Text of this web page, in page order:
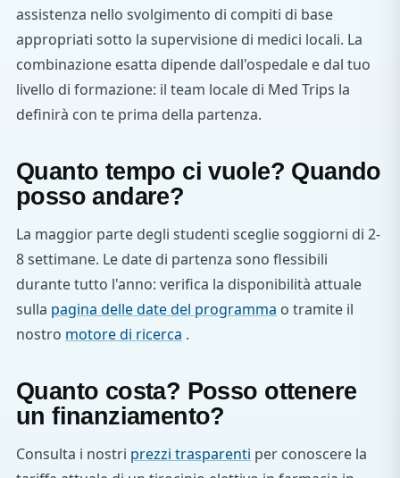
assistenza nello svolgimento di compiti di base
appropriati sotto la supervisione di medici locali. La
combinazione esatta dipende dall'ospedale e dal tuo
livello di formazione: il team locale di Med Trips la
definirà con te prima della partenza.
Quanto tempo ci vuole? Quando
posso andare?
La maggior parte degli studenti sceglie soggiorni di 2-
8 settimane. Le date di partenza sono flessibili
durante tutto l'anno: verifica la disponibilità attuale
sulla pagina delle date del programma o tramite il
nostro motore di ricerca .
Quanto costa? Posso ottenere
un finanziamento?
Consulta i nostri prezzi trasparenti per conoscere la